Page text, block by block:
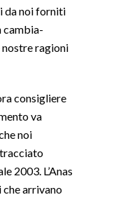
da noi forniti
cambia-
ragioni
consigliere
va
noi
tracciato
2003. L’Anas
che arrivano